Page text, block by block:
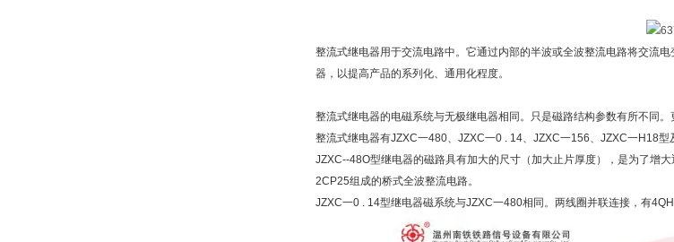
整流式继电器用于交流电路中。它通过内部的半波或全波整流电路将交流
器，以提高产品的系列化、通用化程度。
整流式继电器的电磁系统与无极继电器相同。只是磁路结构参数有所不同
整流式继电器有JZXC一480、JZXC一0 . 14、JZXC一156、JZXC一H18型
JZXC--48O型继电器的磁路具有加大的尺寸（加大止片厚度），是为了增
2CP25组成的桥式全波整流电路。
JZXC一0 . 14型继电器磁系统与JZXC一480相同。两线圈并联连接，有